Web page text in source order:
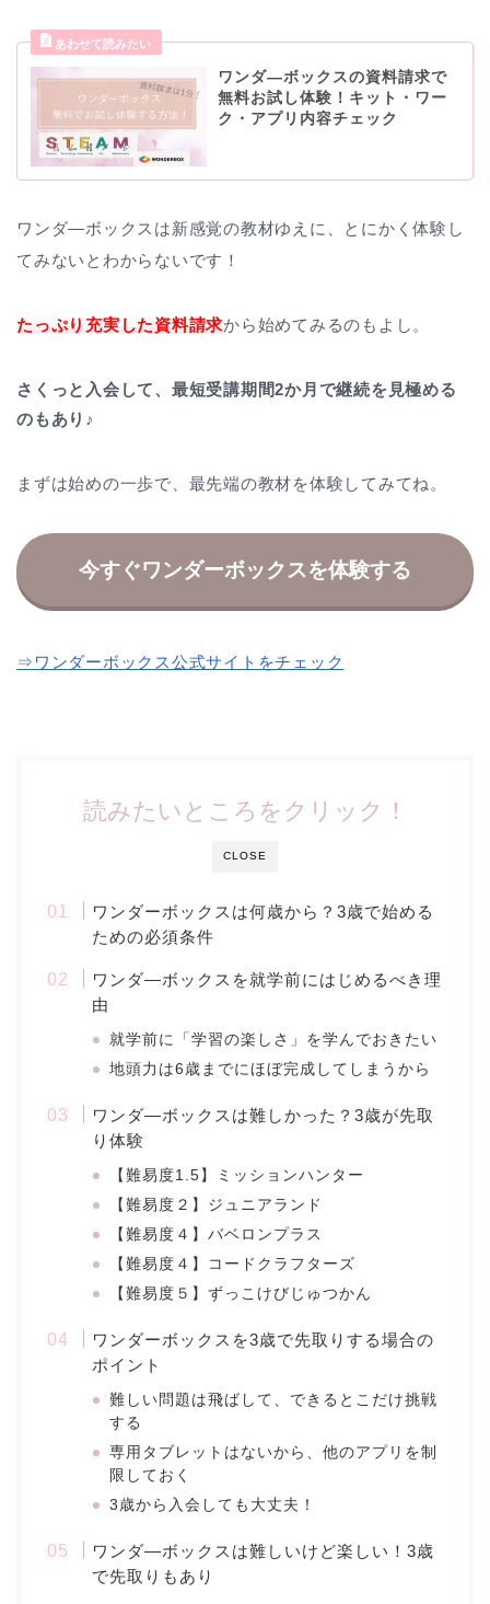
ワンダ―ボックスの資料請求で
無料お試し体験！キット・ワー
ク・アプリ内容チェック
ワンダ―ボックスは新感覚の教材ゆえに、とにかく体験し
てみないとわからないです！
たっぷり充実した資料請求から始めてみるのもよし。
さくっと入会して、最短受講期間2か月で継続を見極める
のもあり♪
まずは始めの一歩で、最先端の教材を体験してみてね。
今すぐワンダーボックスを体験する
⇒ワンダーボックス公式サイトをチェック
CLOSE
読みたいところをクリック！
ワンダーボックスは何歳から？3歳で始める
ための必須条件
ワンダ―ボックスを就学前にはじめるべき理
由
就学前に「学習の楽しさ」を学んでおきたい
地頭力は6歳までにほぼ完成してしまうから
ワンダ―ボックスは難しかった？3歳が先取
り体験
【難易度1.5】ミッションハンター
【難易度２】ジュニアランド
【難易度４】バベロンプラス
【難易度４】コードクラフターズ
【難易度５】ずっこけびじゅつかん
ワンダーボックスを3歳で先取りする場合の
ポイント
難しい問題は飛ばして、できるとこだけ挑戦
する
専用タブレットはないから、他のアプリを制
限しておく
3歳から入会しても大丈夫！
ワンダ―ボックスは難しいけど楽しい！3歳
で先取りもあり